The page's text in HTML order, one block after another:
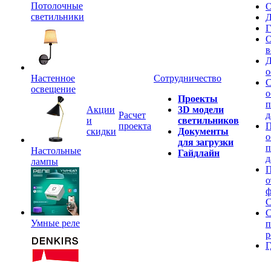
Потолочные
светильники
Настенное
освещение
Настольные
лампы
Умные реле
Акции
и
скидки
Расчет
проекта
Сотрудничество
Проекты
3D модели
светильников
Документы
для загрузки
Гайдлайн